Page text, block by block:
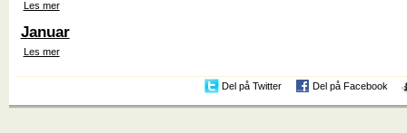
Les mer
Januar
Les mer
Del på Twitter Del på Facebook